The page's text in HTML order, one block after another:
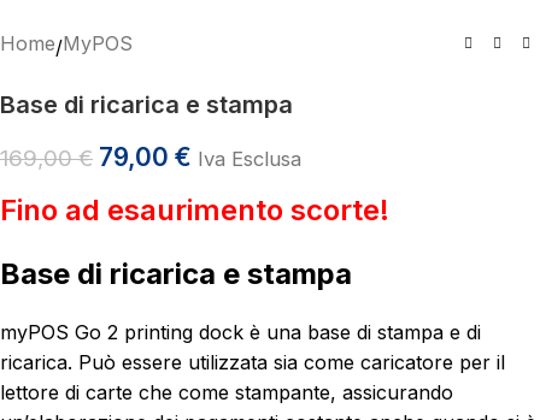
Home/MyPOS
Base di ricarica e stampa
169,00€ 79,00 € Iva Esclusa
Fino ad esaurimento scorte!
Base di ricarica e stampa
myPOS Go 2 printing dock è una base di stampa e di
ricarica. Può essere utilizzata sia come caricatore per il
lettore di carte che come stampante, assicurando